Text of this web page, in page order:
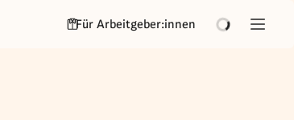
Für Arbeitgeber:innen